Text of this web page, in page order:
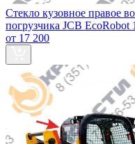
Стекло кузовное правое
погрузчика JCB EcoRobot
от 17 200